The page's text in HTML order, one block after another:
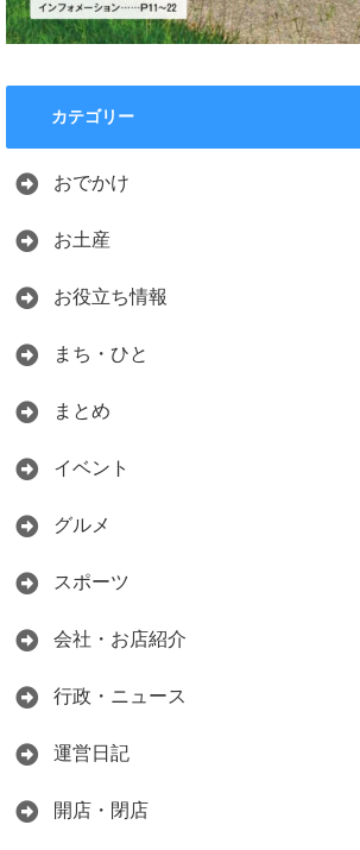
カテゴリー
おでかけ
お土産
お役立ち情報
まち・ひと
まとめ
イベント
グルメ
スポーツ
会社・お店紹介
行政・ニュース
運営日記
開店・閉店